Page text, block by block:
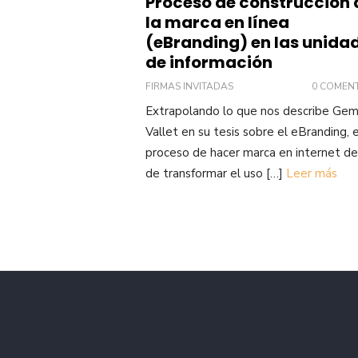
la marca en línea
(eBranding) en las
de información
FIRMAS INVITADAS 0
Extrapolando lo que nos describe
Vallet en su tesis sobre el eBranding,
proceso de hacer marca en internet
de transformar el uso […] Leer más